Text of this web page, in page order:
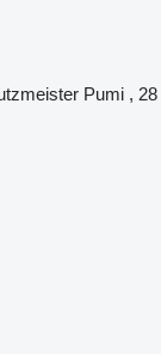
Pumi , 28